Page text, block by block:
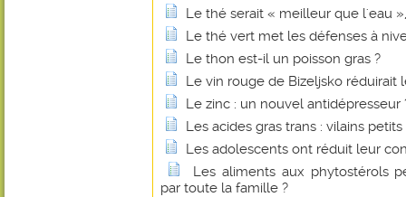
Le thé serait « meilleur que l'eau
Le thé vert met les défenses à
Le thon est-il un poisson gras ?
Le vin rouge de Bizeljsko réduirait
Le zinc : un nouvel antidépresseur
Les acides gras trans : vilains
Les adolescents ont réduit leur
Les aliments aux phytostérols
par toute la famille ?